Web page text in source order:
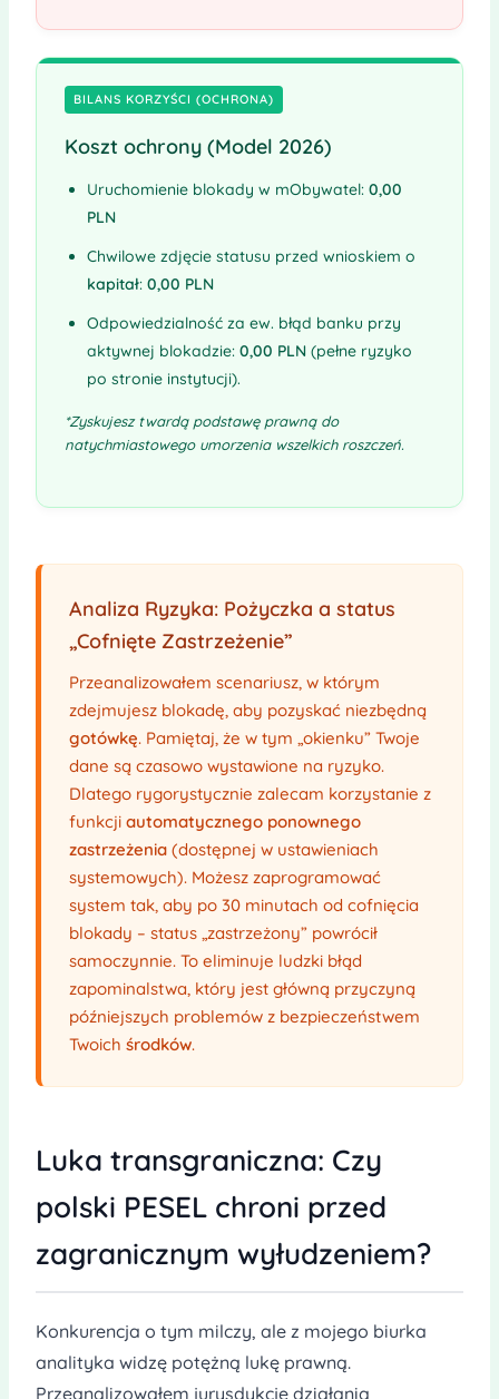
BILANS KORZYŚCI (OCHRONA)
Koszt ochrony (Model 2026)
Uruchomienie blokady w mObywatel: 0,00
PLN
Chwilowe zdjęcie statusu przed wnioskiem o
kapitał: 0,00 PLN
Odpowiedzialność za ew. błąd banku przy
aktywnej blokadzie: 0,00 PLN(pełne ryzyko
po stronie instytucji).
*Zyskujesz twardą podstawę prawną do
natychmiastowego umorzenia wszelkich roszczeń.
Analiza Ryzyka: Pożyczka a status
„Cofnięte Zastrzeżenie”
Przeanalizowałem scenariusz, w którym
zdejmujesz blokadę, aby pozyskać niezbędną
gotówkę. Pamiętaj, że w tym „okienku” Twoje
dane są czasowo wystawione na ryzyko.
Dlatego rygorystycznie zalecam korzystanie z
funkcji automatycznego ponownego
zastrzeżenia(dostępnej w ustawieniach
systemowych). Możesz zaprogramować
system tak, aby po 30 minutach od cofnięcia
blokady – status „zastrzeżony” powrócił
samoczynnie. To eliminuje ludzki błąd
zapominalstwa, który jest główną przyczyną
późniejszych problemów z bezpieczeństwem
Twoich środków.
Luka transgraniczna: Czy
polski PESEL chroni przed
zagranicznym wyłudzeniem?
Konkurencja o tym milczy, ale z mojego biurka
analityka widzę potężną lukę prawną.
Przeanalizowałem jurysdykcję działania